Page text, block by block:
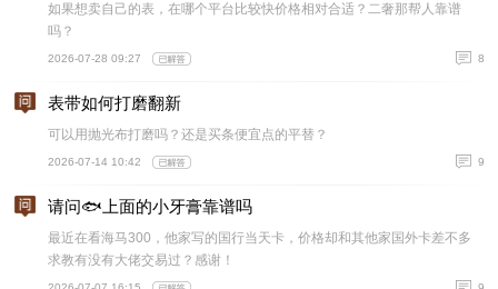
如果想卖自己的表，在哪个平台比较快价格相对合适？二奢那帮人靠谱
吗？
2026-07-28 09:27 8
表带如何打磨翻新
可以用抛光布打磨吗？还是买条便宜点的平替？
2026-07-14 10:42 9
请问🐟上面的小牙膏靠谱吗
最近在看海马300，他家写的国行当天卡，价格却和其他家国外卡差不多
求教有没有大佬交易过？感谢！